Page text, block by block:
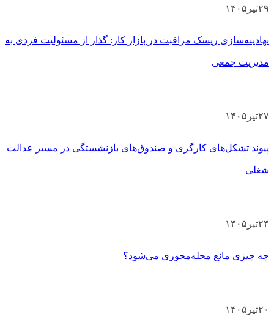
۲۹تیر ۱۴۰۵
نهادینه‌سازی ریسک مراقبت در بازار کار: گذار از مسئولیت فردی به
مدیریت جمعی
۲۷تیر ۱۴۰۵
پیوند تشکل‌های کارگری و صندوق‌های بازنشستگی در مسیر عدالت
شغلی
۲۴تیر ۱۴۰۵
چه چیزی مانع محله‌محوری می‌شود؟
۲۰تیر ۱۴۰۵